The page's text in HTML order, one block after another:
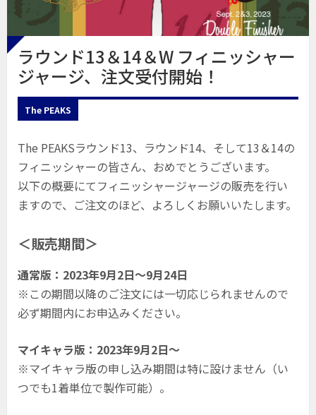
ラウンド13＆14＆W フィニッシャー
ジャージ、注文受付開始！
The PEAKS
The PEAKSラウンド13、ラウンド14、そして13＆14の
フィニッシャーの皆さん、おめでとうございます。
以下の概要にてフィニッシャージャージの販売を行い
ますので、ご注文のほど、よろしくお願いいたします。
＜販売期間＞
通常版：2023年9月2日〜9月24日
※この期間以降のご注文には一切応じられませんので
必ず期間内にお申込みください。
マイキャラ版：2023年9月2日〜
※マイキャラ版の申し込み期間は特に設けません（い
つでも1着単位で製作可能）。